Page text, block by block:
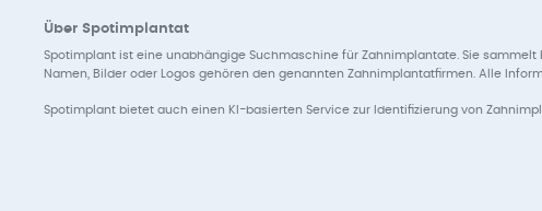
Über Spotimplantat
Spotimplant ist eine unabhängige Suchmaschine für Zahnimplantate. Sie
Namen, Bilder oder Logos gehören den genannten Zahnimplantatfirmen. Alle
Spotimplant bietet auch einen KI-basierten Service zur Identifizierung von